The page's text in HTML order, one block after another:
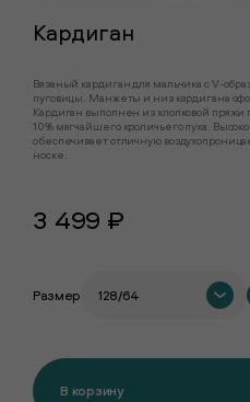
Кардиган
Вязаный кардиган для мальчика с V-
пуговицы. Манжеты и низ кардигана
Кардиган выполнен из хлопковой
10% мягчайшего кроличьего пуха.
обеспечивает отличную
носке.
3 499 ₽
Размер 128/64
В корзину